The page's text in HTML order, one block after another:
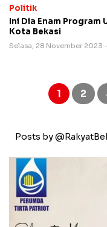
Politik
Ini Dia Enam Program
Kota Bekasi
Selasa, 28 November 2023 -
Paginasi
1 2
Posts by